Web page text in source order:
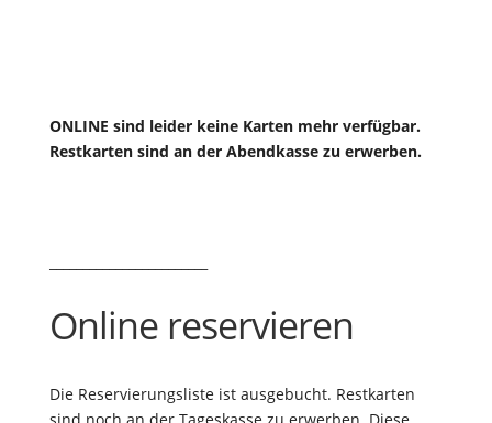
ONLINE sind leider keine Karten mehr verfügbar.
Restkarten sind an der Abendkasse zu erwerben.
Online reservieren
Die Reservierungsliste ist ausgebucht. Restkarten